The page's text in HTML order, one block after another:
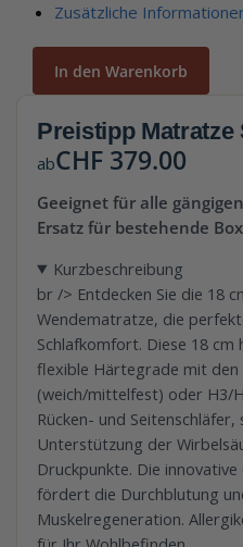
Zusätzliche
In den Warenkorb
Preistipp Matratze
abCHF 379.00
Geeignet für alle
Ersatz für bestehende
Kurzbeschreibung
br /> Entdecken Sie die 18
Wendematratze, die
Schlafkomfort. Diese 18
flexible Härtegrade mit den
(weich/mittelfest) oder H3/
Rücken- und
Unterstützung der
Druckpunkte. Die
fördert die Durchblutung
Muskelregeneration.